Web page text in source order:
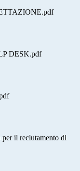
DESK.pdf
il reclutamento di